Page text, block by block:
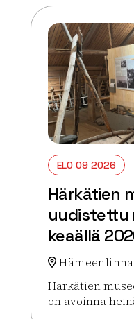
ELO 09 2026
Härkätien
uudistettu
keaällä
Hämeenlinna
Härkätien
on avoinna